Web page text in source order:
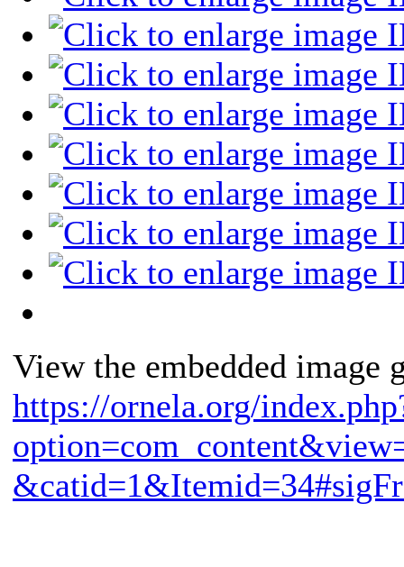
View the embedded image
https://ornela.org/